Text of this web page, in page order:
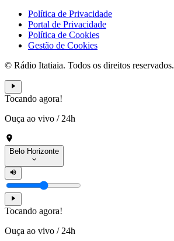
Política de Privacidade
Portal de Privacidade
Política de Cookies
Gestão de Cookies
© Rádio Itatiaia. Todos os direitos reservados.
Tocando agora!
Ouça ao vivo / 24h
Belo Horizonte
Tocando agora!
Ouça ao vivo / 24h